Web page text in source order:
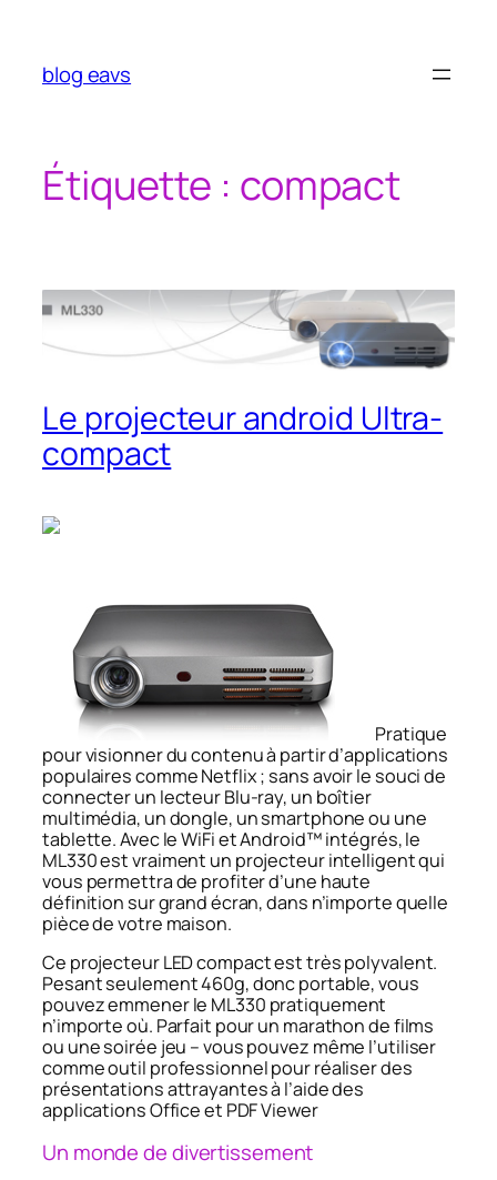
contenu
blog eavs
Étiquette : compact
Le projecteur android Ultra-
compact
Pratique
pour visionner du contenu à partir d’applications
populaires comme Netflix ; sans avoir le souci de
connecter un lecteur Blu-ray, un boîtier
multimédia, un dongle, un smartphone ou une
tablette. Avec le WiFi et Android™ intégrés, le
ML330 est vraiment un projecteur intelligent qui
vous permettra de profiter d’une haute
définition sur grand écran, dans n’importe quelle
pièce de votre maison.
Ce projecteur LED compact est très polyvalent.
Pesant seulement 460g, donc portable, vous
pouvez emmener le ML330 pratiquement
n’importe où. Parfait pour un marathon de films
ou une soirée jeu – vous pouvez même l’utiliser
comme outil professionnel pour réaliser des
présentations attrayantes à l’aide des
applications Office et PDF Viewer
Un monde de divertissement